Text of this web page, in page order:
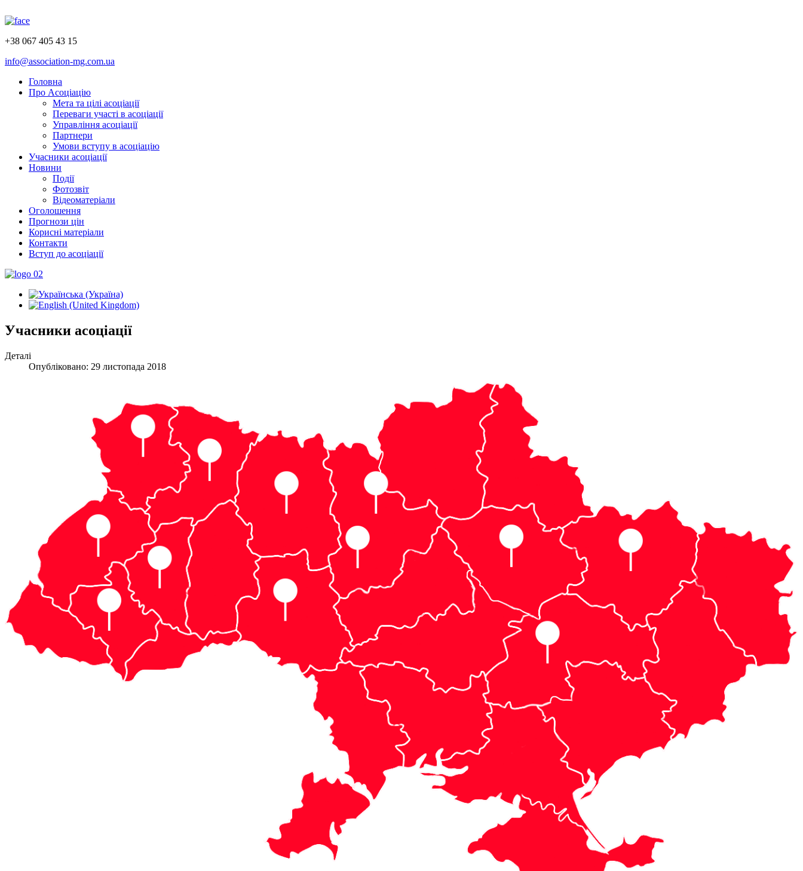
+38 067 405 43 15
info@association-mg.com.ua
Головна
Про Асоціацію
Мета та цілі асоціації
Переваги участі в асоціації
Управління асоціації
Партнери
Умови вступу в асоціацію
Учасники асоціації
Новини
Події
Фотозвіт
Відеоматеріали
Оголошення
Прогнози цін
Корисні матеріали
Контакти
Вступ до асоціації
Учасники асоціації
Деталі
Опубліковано: 29 листопада 2018